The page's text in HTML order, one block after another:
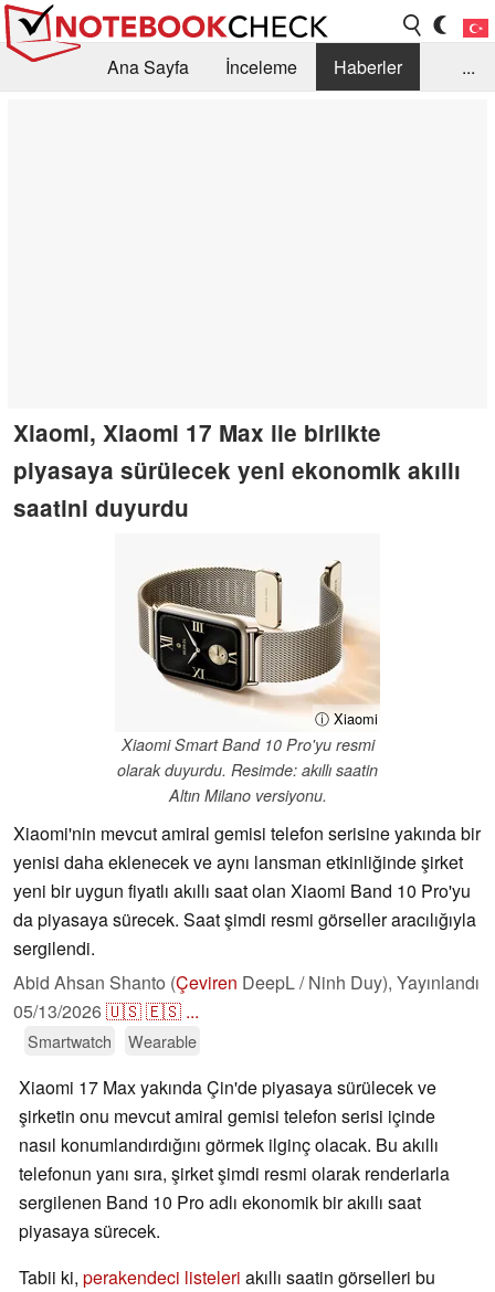
Ana Sayfa İnceleme
Haberler
...
Xiaomi, Xiaomi 17 Max ile birlikte
piyasaya sürülecek yeni ekonomik akıllı
saatini duyurdu
ⓘ Xiaomi
Xiaomi Smart Band 10 Pro'yu resmi
olarak duyurdu. Resimde: akıllı saatin
Altın Milano versiyonu.
Xiaomi'nin mevcut amiral gemisi telefon serisine yakında bir
yenisi daha eklenecek ve aynı lansman etkinliğinde şirket
yeni bir uygun fiyatlı akıllı saat olan Xiaomi Band 10 Pro'yu
da piyasaya sürecek. Saat şimdi resmi görseller aracılığıyla
sergilendi.
Abid Ahsan Shanto (Çeviren DeepL / Ninh Duy), Yayınlandı
05/13/2026🇺🇸🇪🇸 ...
Smartwatch Wearable
Xiaomi 17 Max yakında Çin'de piyasaya sürülecek ve
şirketin onu mevcut amiral gemisi telefon serisi içinde
nasıl konumlandırdığını görmek ilginç olacak. Bu akıllı
telefonun yanı sıra, şirket şimdi resmi olarak renderlarla
sergilenen Band 10 Pro adlı ekonomik bir akıllı saat
piyasaya sürecek.
Tabii ki, perakendeci listeleri akıllı saatin görselleri bu